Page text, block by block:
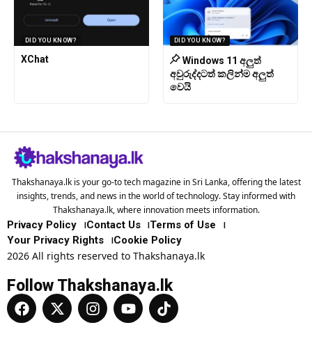
DID YOU KNOW?
XChat
DID YOU KNOW?
Windows 11 අලුත්
අවුරුද්දටත් කලින්ම අලුත්
වෙයි
Thakshanaya.lk is your go-to tech magazine in Sri Lanka, offering the latest
insights, trends, and news in the world of technology. Stay informed with
Thakshanaya.lk, where innovation meets information.
Privacy Policy Contact Us
Terms of Use
Your Privacy Rights
Cookie Policy
2026 All rights reserved to Thakshanaya.lk
Follow Thakshanaya.lk